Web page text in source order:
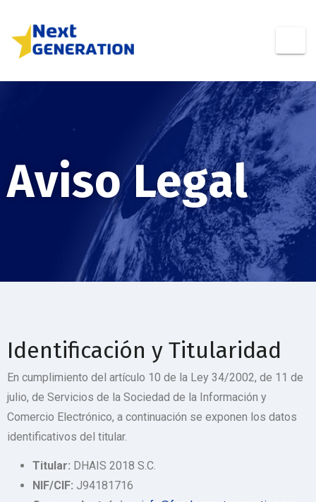
Aviso Legal
Identificación y Titularidad
En cumplimiento del artículo 10 de la Ley 34/2002, de 11 de
julio, de Servicios de la Sociedad de la Información y
Comercio Electrónico, a continuación se exponen los datos
identificativos del titular.
Titular: DHAIS 2018 S.C.
NIF/CIF: J94181716